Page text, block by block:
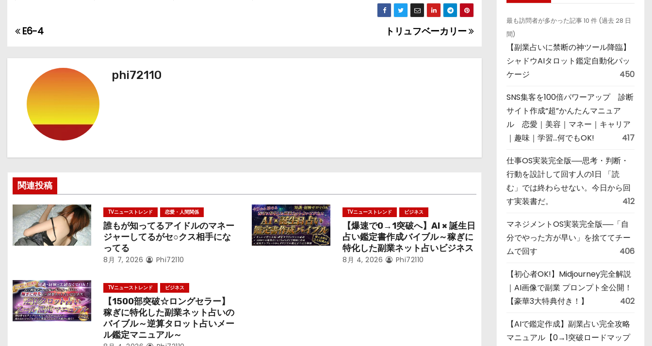
投
稿
ビ
ゲ
シ
ョ
ン
トリュフベーカリー
E6-4
phi72110
関連投稿
TVニューストレンド 恋愛・人間関係
誰もが知ってるアイドルのマネー
ジャーしてるがセ○クス相手にな
ってる
8月 7, 2026 Phi72110
TVニューストレンド ビジネス
【爆速で0→1突破へ】AI × 誕生日
占い鑑定書作成バイブル～稼ぎに
特化した副業ネット占いビジネス
8月 4, 2026 Phi72110
TVニューストレンド ビジネス
【1500部突破☆ロングセラー】
稼ぎに特化した副業ネット占いの
バイブル～逆算タロット占いメー
ル鑑定マニュアル～
最も訪問者が多かった記事 10 件 (過去 28 日
間)
【副業占いに禁断の神ツール降臨】
シャドウAIタロット鑑定自動化パッ
ケージ
450
SNS集客を100倍パワーアップ 診断
サイト作成“超”かんたんマニュア
ル 恋愛｜美容｜マネー｜キャリア
｜趣味｜学習…何でもOK!
417
仕事OS実装完全版──思考・判断・
行動を設計して回す人の1日 「読
む」では終わらせない。今日から回
す実装書だ。
412
マネジメントOS実装完全版──「自
分でやった方が早い」を捨ててチー
ムで回す
406
【初心者OK!】Midjourney完全解説
｜AI画像で副業 プロンプト全公開！
【豪華3大特典付き！】
402
【AIで鑑定作成】副業占い完全攻略
マニュアル【0→1突破ロードマップ